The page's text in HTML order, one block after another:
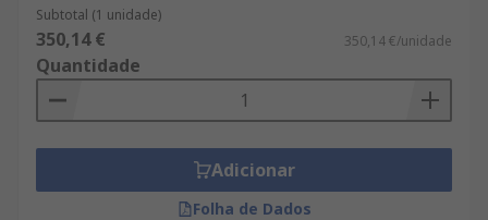
Subtotal (1 unidade)
350,14 € 350,14 €/unidade
Quantidade
Adicionar
Folha de Dados